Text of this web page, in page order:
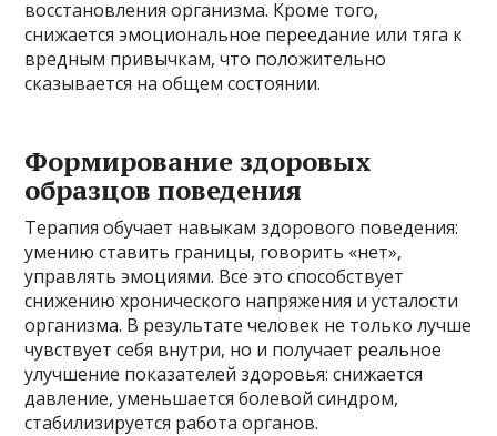
восстановления организма. Кроме того,
снижается эмоциональное переедание или тяга к
вредным привычкам, что положительно
сказывается на общем состоянии.
Формирование здоровых
образцов поведения
Терапия обучает навыкам здорового поведения:
умению ставить границы, говорить «нет»,
управлять эмоциями. Все это способствует
снижению хронического напряжения и усталости
организма. В результате человек не только лучше
чувствует себя внутри, но и получает реальное
улучшение показателей здоровья: снижается
давление, уменьшается болевой синдром,
стабилизируется работа органов.